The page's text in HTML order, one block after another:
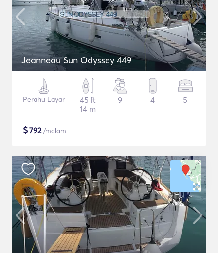
Jeanneau Sun Odyssey 449
Perahu Layar
45 ft
14 m
9 4 5
$792/malam